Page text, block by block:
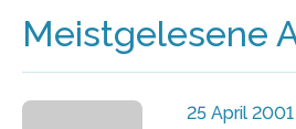
Meistgelesene
25 April 2001